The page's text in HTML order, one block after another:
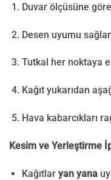
Duvar ölçüsüne
Desen uyumu
Tutkal her noktaya
Kağıt yukarıdan
Hava kabarcıkları
Kesim ve Yerleştirme
Kağıtlar yan yana